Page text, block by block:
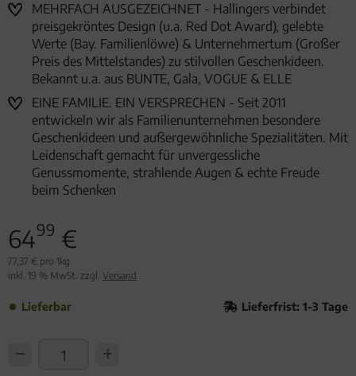
MEHRFACH AUSGEZEICHNET - Hallingers verbindet
preisgekröntes Design (u.a. Red Dot Award), gelebte
Werte (Bay. Familienlöwe) & Unternehmertum (Großer
Preis des Mittelstandes) zu stilvollen Geschenkideen.
Bekannt u.a. aus BUNTE, Gala, VOGUE & ELLE
EINE FAMILIE. EIN VERSPRECHEN - Seit 2011
entwickeln wir als Familienunternehmen besondere
Geschenkideen und außergewöhnliche Spezialitäten. Mit
Leidenschaft gemacht für unvergessliche
Genussmomente, strahlende Augen & echte Freude
beim Schenken
6499 €
77,37 € pro 1kg
inkl. 19 % MwSt. zzgl. Versand
Lieferbar Lieferfrist: 1-3 Tage